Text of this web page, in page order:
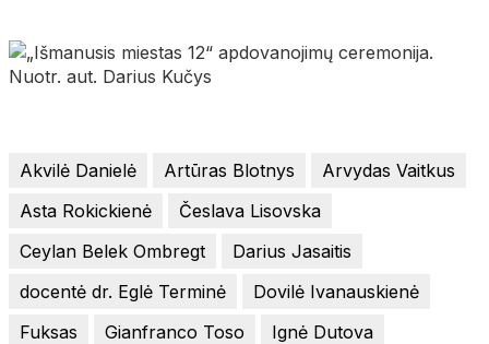
Akvilė Danielė Artūras Blotnys
Arvydas Vaitkus
Asta Rokickienė
Česlava Lisovska
Ceylan Belek Ombregt
Darius Jasaitis
docentė dr. Eglė Terminė
Dovilė Ivanauskienė
Fuksas
Gianfranco Toso
Ignė Dutova